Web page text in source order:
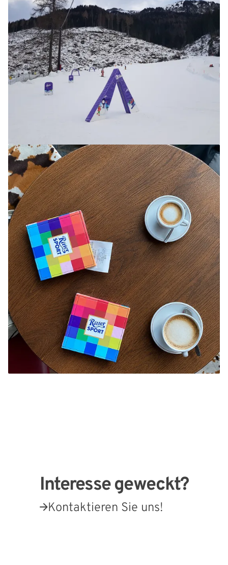
Interesse geweckt?
Kontaktieren Sie uns!